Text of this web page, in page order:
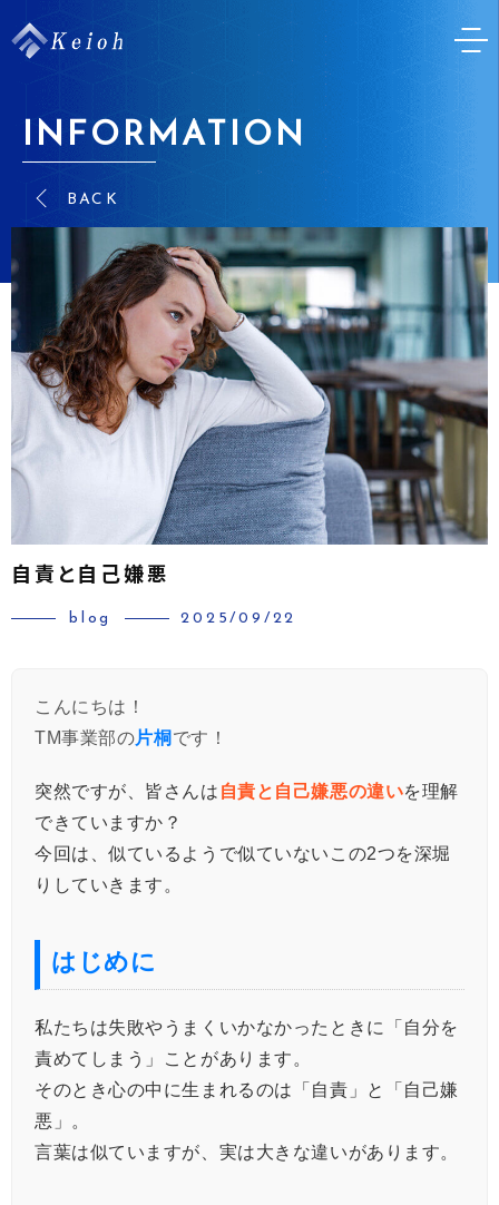
INFORMATION
BACK
自責と自己嫌悪
blog 2025/09/22
こんにちは！
TM事業部の片桐 です！
突然ですが、皆さんは 自責と自己嫌悪の違いを理解
できていますか？
今回は、似ているようで似ていないこの2つを深堀
りしていきます。
はじめに
私たちは失敗やうまくいかなかったときに「自分を
責めてしまう」ことがあります。
そのとき心の中に生まれるのは「自責」と「自己嫌
悪」。
言葉は似ていますが、実は大きな違いがあります。